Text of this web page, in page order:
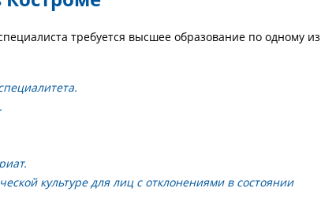
требуется высшее образование по одному из
культуре для лиц с отклонениями в состоянии